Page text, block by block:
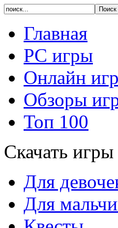
Главная
PC игры
Онлайн
Обзоры
Топ 100
Скачать игры
Для
Для